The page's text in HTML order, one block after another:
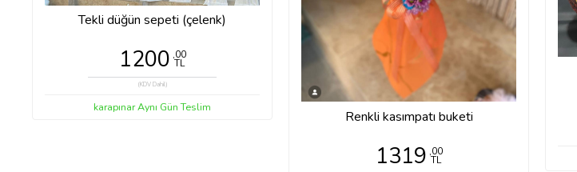
Tekli düğün sepeti (çelenk)
1200 ,00
TL
(KDV Dahil)
karapınar Aynı Gün Teslim
Renkli kasımpatı buketi
1319 ,00
TL